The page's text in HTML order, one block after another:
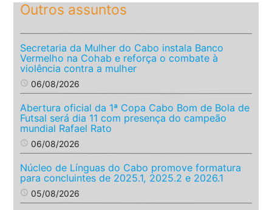
Outros assuntos
Secretaria da Mulher do Cabo instala Banco
Vermelho na Cohab e reforça o combate à
violência contra a mulher
access_time 06/08/2026
Abertura oficial da 1ª Copa Cabo Bom de Bola de
Futsal será dia 11 com presença do campeão
mundial Rafael Rato
access_time 06/08/2026
Núcleo de Línguas do Cabo promove formatura
para concluintes de 2025.1, 2025.2 e 2026.1
access_time 05/08/2026